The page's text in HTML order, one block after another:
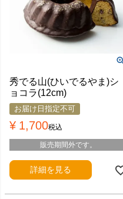
秀でる山(ひいでるやま)シ
ョコラ(12cm)
お届け日指定不可
¥ 1,700税込
販売期間外です。
詳細を見る